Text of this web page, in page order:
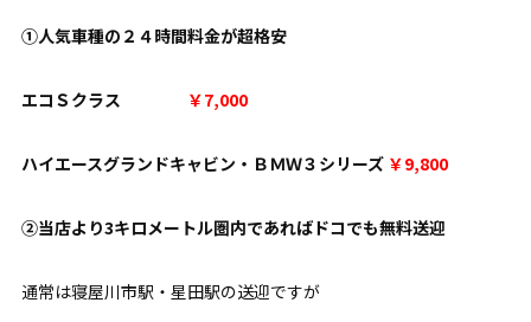
①人気車種の２４時間料金が超格安
エコＳクラス ￥7,000
ハイエースグランドキャビン・ＢＭＷ３シリーズ ￥9,800
②当店より3キロメートル圏内であればドコでも無料送迎
通常は寝屋川市駅・星田駅の送迎ですが